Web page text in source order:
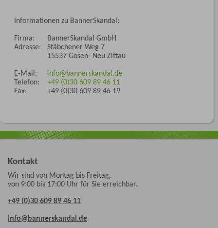
Informationen zu BannerSkandal:
Firma:
BannerSkandal GmbH
Adresse:
Stäbchener Weg 7
15537 Gosen- Neu Zittau
E-Mail:
info@bannerskandal.de
Telefon:
+49 (0)30 609 89 46 11
Fax:
+49 (0)30 609 89 46 19
Kontakt
Wir sind von Montag bis Freitag,
von 9:00 bis 17:00 Uhr für Sie erreichbar.
+49 (0)30 609 89 46 11
info@bannerskandal.de